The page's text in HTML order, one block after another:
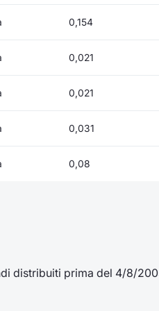
0,154
0,021
0,021
0,031
0,08
distribuiti prima del 4/8/